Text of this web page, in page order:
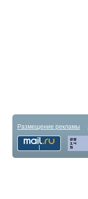
Размещение рекламы